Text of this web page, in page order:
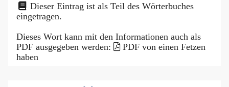
Dieser Eintrag ist als Teil des Wörterbuches
eingetragen.
Dieses Wort kann mit den Informationen auch als
PDF ausgegeben werden:
PDF von einen Fetzen
haben